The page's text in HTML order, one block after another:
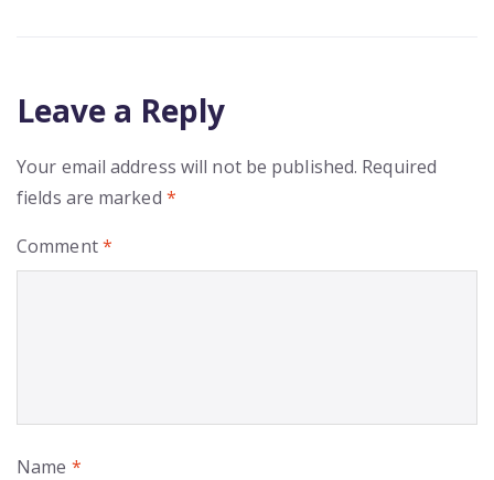
Leave a Reply
Your email address will not be published. Required
fields are marked *
Comment*
Name *